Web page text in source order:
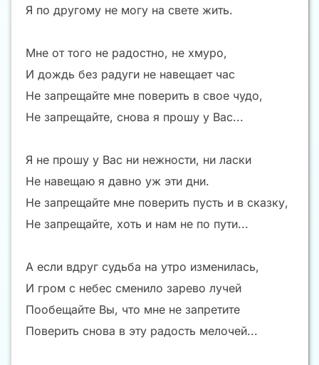
Я по другому не могу на свете жить.
Мне от того не радостно, не хмуро,
И дождь без радуги не навещает час
Не запрещайте мне поверить в свое чудо,
Не запрещайте, снова я прошу у Вас...
Я не прошу у Вас ни нежности, ни ласки
Не навещаю я давно уж эти дни.
Не запрещайте мне поверить пусть и в сказку,
Не запрещайте, хоть и нам не по пути...
А если вдруг судьба на утро изменилась,
И гром с небес сменило зарево лучей
Пообещайте Вы, что мне не запретите
Поверить снова в эту радость мелочей...